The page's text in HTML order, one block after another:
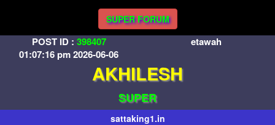
SUPER FORUM
POST ID : 398407
01:07:16 pm 2026-06-06
etawah
AKHILESH
SUPER
sattaking1.in